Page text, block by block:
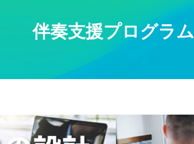
伴奏支援プログラム